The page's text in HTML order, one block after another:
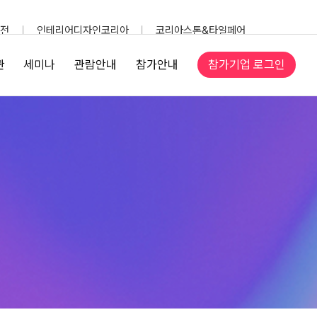
인테리어디자인코리아
코리아스톤&타일페어
세미나 관람안내 참가안내 참가기업 로그인